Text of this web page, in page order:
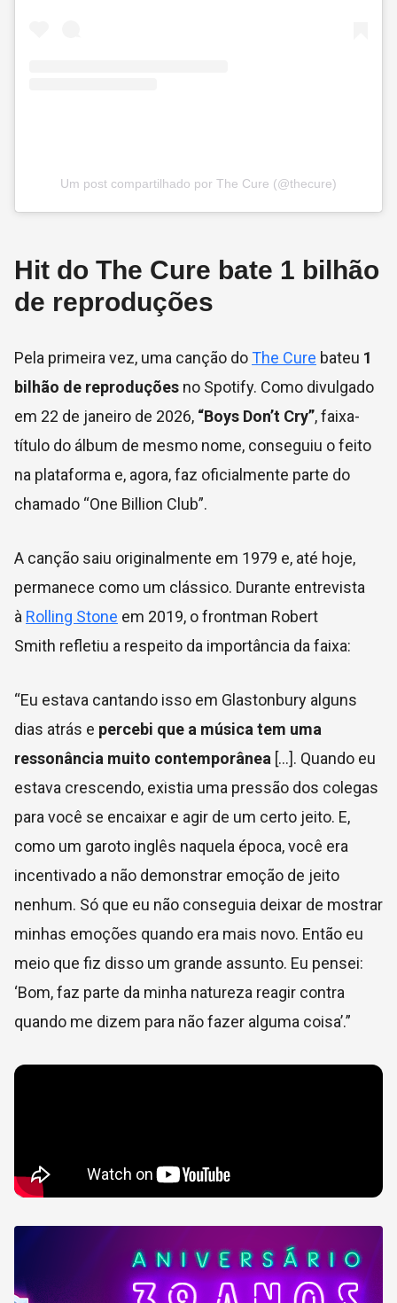
Um post compartilhado por The Cure (@thecure)
Hit do The Cure bate 1 bilhão
de reproduções
Pela primeira vez, uma canção doThe Cure bateu 1
bilhão de reproduções no Spotify. Como divulgado
em 22 de janeiro de 2026, “Boys Don’t Cry”, faixa-
título do álbum de mesmo nome, conseguiu o feito
na plataforma e, agora, faz oficialmente parte do
chamado “One Billion Club”.
A canção saiu originalmente em 1979 e, até hoje,
permanece como um clássico. Durante entrevista
à Rolling Stone em 2019, o frontman Robert
Smith refletiu a respeito da importância da faixa:
“Eu estava cantando isso em Glastonbury alguns
dias atrás e percebi que a música tem uma
ressonância muito contemporânea […]. Quando eu
estava crescendo, existia uma pressão dos colegas
para você se encaixar e agir de um certo jeito. E,
como um garoto inglês naquela época, você era
incentivado a não demonstrar emoção de jeito
nenhum. Só que eu não conseguia deixar de mostrar
minhas emoções quando era mais novo. Então eu
meio que fiz disso um grande assunto. Eu pensei:
‘Bom, faz parte da minha natureza reagir contra
quando me dizem para não fazer alguma coisa’.”